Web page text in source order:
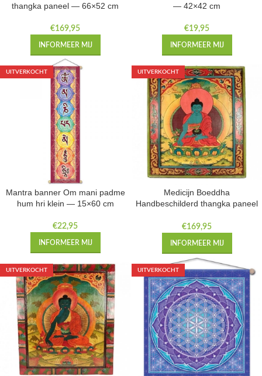
thangka paneel — 66×52 cm
€169,95
INFORMEER MIJ
— 42×42 cm
€19,95
INFORMEER MIJ
UITVERKOCHT
Mantra banner Om mani padme
hum hri klein — 15×60 cm
€22,95
INFORMEER MIJ
UITVERKOCHT
Medicijn Boeddha
Handbeschilderd thangka paneel
€169,95
INFORMEER MIJ
UITVERKOCHT UITVERKOCHT